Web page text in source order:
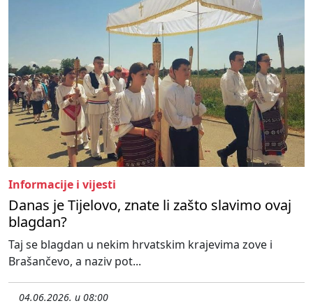
Informacije i vijesti
Danas je Tijelovo, znate li zašto slavimo ovaj
blagdan?
Taj se blagdan u nekim hrvatskim krajevima zove i
Brašančevo, a naziv pot...
04.06.2026. u 08:00